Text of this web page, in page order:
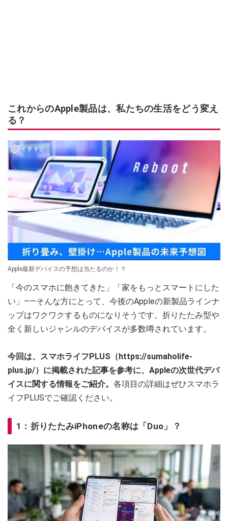
これからのApple製品は、私たちの生活をどう変え
る？
Apple最新デバイスの予想は当たるのか！？
「今のスマホに飽きてきた」「家をもっとスマートにした
い」——そんな方にとって、今後のAppleの新製品ラインナ
ップはワクワクするものになりそうです。折りたたみ型や
全く新しいジャンルのデバイスが多数噂されています。
今回は、スマホライフPLUS（https://sumaholife-
plus.jp/）に掲載された記事を参考に、Appleの次世代デバ
イスに関する情報をご紹介。 各項目の詳細はぜひスマホラ
イフPLUSでご確認ください。
1：折りたたみiPhoneの名称は「Duo」？